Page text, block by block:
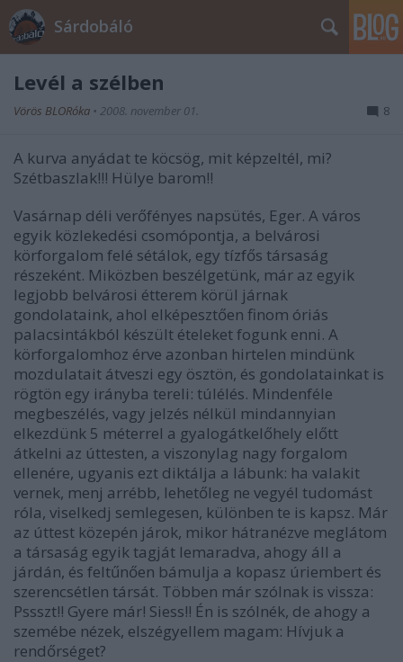
Sárdobáló
Levél a szélben
Vörös BLORóka • 2008. november 01. 8
A kurva anyádat te köcsög, mit képzeltél, mi?
Szétbaszlak!!! Hülye barom!!
Vasárnap déli verőfényes napsütés, Eger. A város
egyik közlekedési csomópontja, a belvárosi
körforgalom felé sétálok, egy tízfős társaság
részeként. Miközben beszélgetünk, már az egyik
legjobb belvárosi étterem körül járnak
gondolataink, ahol elképesztően finom óriás
palacsintákból készült ételeket fogunk enni. A
körforgalomhoz érve azonban hirtelen mindünk
mozdulatait átveszi egy ösztön, és gondolatainkat is
rögtön egy irányba tereli: túlélés. Mindenféle
megbeszélés, vagy jelzés nélkül mindannyian
elkezdünk 5 méterrel a gyalogátkelőhely előtt
átkelni az úttesten, a viszonylag nagy forgalom
ellenére, ugyanis ezt diktálja a lábunk: ha valakit
vernek, menj arrébb, lehetőleg ne vegyél tudomást
róla, viselkedj semlegesen, különben te is kapsz. Már
az úttest közepén járok, mikor hátranézve meglátom
a társaság egyik tagját lemaradva, ahogy áll a
járdán, és feltűnően bámulja a kopasz úriembert és
szerencsétlen társát. Többen már szólnak is vissza:
Pssszt!! Gyere már! Siess!! Én is szólnék, de ahogy a
szemébe nézek, elszégyellem magam: Hívjuk a
rendőrséget?